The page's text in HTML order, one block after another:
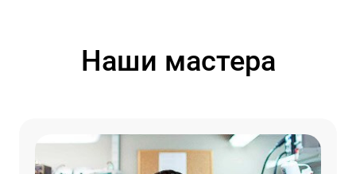
Наши мастера